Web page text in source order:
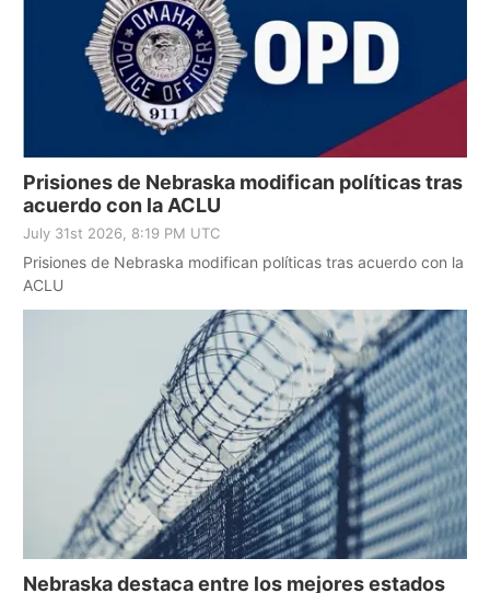
Prisiones de Nebraska modifican políticas tras
acuerdo con la ACLU
July 31st 2026, 8:19 PM UTC
Prisiones de Nebraska modifican políticas tras acuerdo con la
ACLU
Nebraska destaca entre los mejores estados